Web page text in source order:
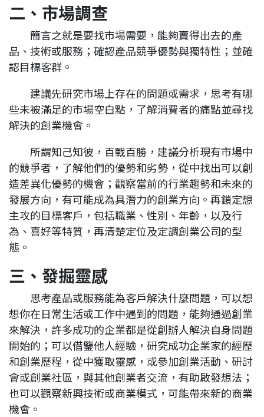
二、市場調查
簡言之就是要找市場需要，能夠賣得出去的產
品、技術或服務；確認產品競爭優勢與獨特性；並確
認目標客群。
建議先研究市場上存在的問題或需求，思考有哪
些未被滿足的市場空白點，了解消費者的痛點並尋找
解決的創業機會。
所謂知己知彼，百戰百勝，建議分析現有市場中
的競爭者，了解他們的優勢和劣勢，從中找出可以創
造差異化優勢的機會；觀察當前的行業趨勢和未來的
發展方向，有可能成為具潛力的創業方向。再鎖定想
主攻的目標客戶，包括職業、性別、年齡，以及行
為、喜好等特質，再清楚定位及定調創業公司的型
態。
三、發掘靈感
思考產品或服務能為客戶解決什麼問題，可以想
想你在日常生活或工作中遇到的問題，能夠通過創業
來解決，許多成功的企業都是從創辦人解決自身問題
開始的；可以借鑒他人經驗，研究成功企業家的經歷
和創業歷程，從中獲取靈感，或參加創業活動、研討
會或創業社區，與其他創業者交流，有助啟發想法；
也可以觀察新興技術或商業模式，可能帶來新的商業
機會。